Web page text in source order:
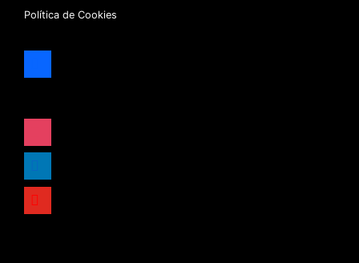
Política de Cookies
youtube